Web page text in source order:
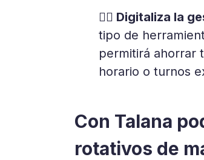
👉🏼 Digitaliza la
tipo de
permitirá ahorrar
horario o turnos
Con Talana
rotativos de